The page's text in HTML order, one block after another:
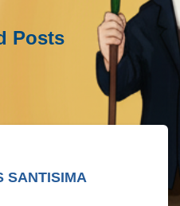
Posts
SANTISIMA